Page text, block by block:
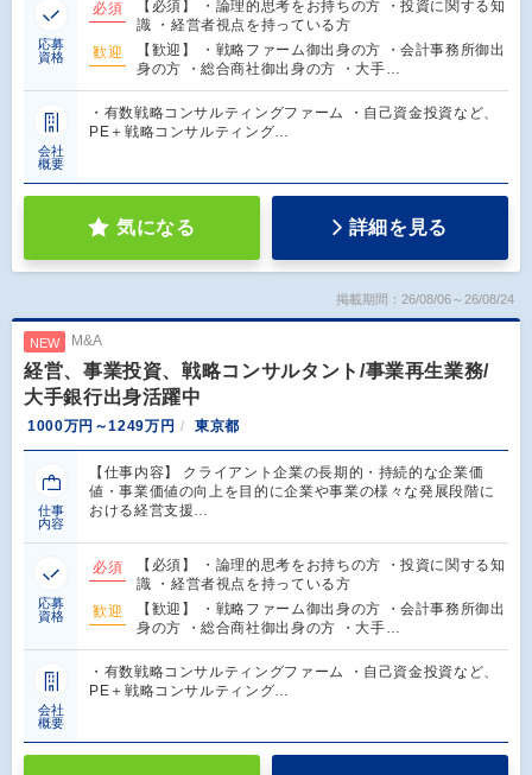
応募
資格
必須
【必須】 ・論理的思考をお持ちの方 ・投資に関する知
識 ・経営者視点を持っている方
歓迎
【歓迎】 ・戦略ファーム御出身の方 ・会計事務所御出
身の方 ・総合商社御出身の方 ・大手…
会社
概要
・有数戦略コンサルティングファーム ・自己資金投資など、
PE＋戦略コンサルティング…
気になる 詳細を見る
掲載期間：26/08/06～26/08/24
NEW M&A
経営、事業投資、戦略コンサルタント/事業再生業務/
大手銀行出身活躍中
1000万円～1249万円 東京都
仕事
内容
【仕事内容】 クライアント企業の長期的・持続的な企業価
値・事業価値の向上を目的に企業や事業の様々な発展段階に
おける経営支援…
応募
資格
必須
【必須】 ・論理的思考をお持ちの方 ・投資に関する知
識 ・経営者視点を持っている方
歓迎
【歓迎】 ・戦略ファーム御出身の方 ・会計事務所御出
身の方 ・総合商社御出身の方 ・大手…
会社
概要
・有数戦略コンサルティングファーム ・自己資金投資など、
PE＋戦略コンサルティング…